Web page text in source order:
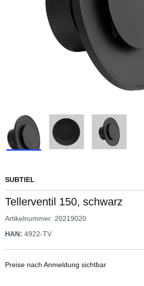
SUBTIEL
Tellerventil 150, schwarz
Artikelnummer: 20219020
HAN: 4922-TV
Preise nach Anmeldung sichtbar